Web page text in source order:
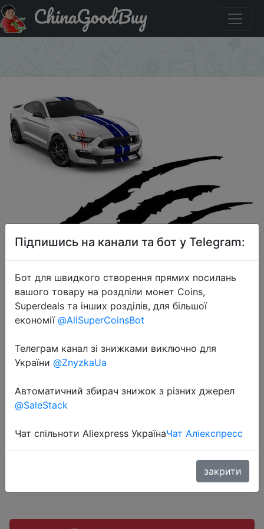
Знижка на Car Monster Claw Scratch Decal Reflective
Sticker For Car Auto Headlight Decoration Vinyl Decal
ChinaGoodBuy
Car Monster Claw Scratch Decal
Reflective Sticker For Car Auto
$0.84
Підпишись на канали та бот у Telegram:
Бот для швидкого створення прямих посилань
вашого товару на роздліли монет Coins,
Superdeals та інших розділів, для більшої
економії @AliSuperCoinsBot
Телеграм канал зі знижками виключно для
України @ZnyzkaUa
Автоматичний збирач знижок з різних джерел
@SaleStack
Чат спільноти Aliexpress УкраїнаЧат Аліекспресс
закрити